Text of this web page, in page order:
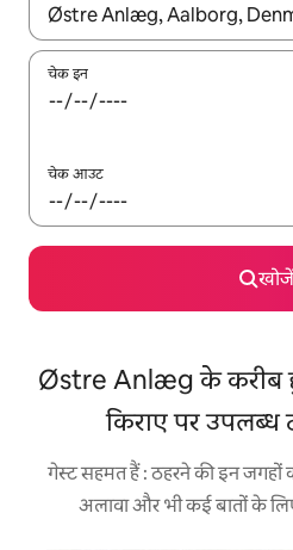
नतीजों के उपलब्ध होने पर, अप और
चेक इन
चेक आउट
खोजें
Østre Anlæg के करीब
किराए पर उपलब्ध
गेस्ट सहमत हैं : ठहरने की इन
अलावा और भी कई बातों के